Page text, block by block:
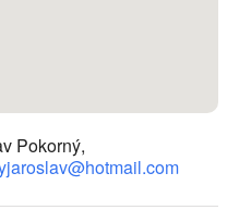
Pokorný,